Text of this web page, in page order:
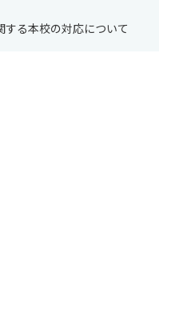
る本校の対応について